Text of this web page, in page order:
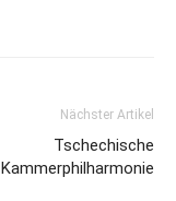
Nächster Artikel
Tschechische
Kammerphilharmonie